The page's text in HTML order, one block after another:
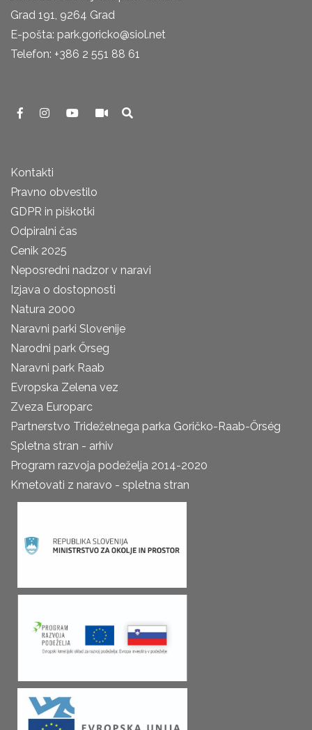
Grad 191, 9264 Grad
E-pošta: park.goricko@siol.net
Telefon: +386 2 551 88 61
Kontakti
Pravno obvestilo
GDPR in piškotki
Odpiralni čas
Cenik 2025
Neposredni nadzor v naravi
Izjava o dostopnosti
Natura 2000
Naravni parki Slovenije
Narodni park Őrseg
Naravni park Raab
Evropska Zelena vez
Zveza Europarc
Partnerstvo Trideželnega parka Goričko-Raab-Őrség
Spletna stran - arhiv
Program razvoja podeželja 2014-2020
Kmetovati z naravo - spletna stran